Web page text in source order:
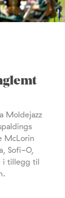
Moldejazz
McLorin
Sofi-O,
i tillegg til